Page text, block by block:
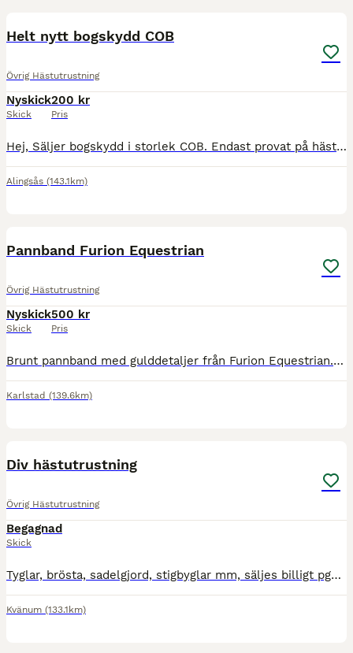
Helt nytt bogskydd COB
Övrig Hästutrustning
Nyskick
Skick
200 kr
Pris
Hej, Säljer bogskydd i storlek COB. Endast provat på hästen, men var fel storlek. Prislappen sitter kvar. Skickas mot fraktkostnad eller hämtas i Alingsås, Vårgårda eller Göteborg.
Alingsås (143.1km)
Pannband Furion Equestrian
Övrig Hästutrustning
Nyskick
Skick
500 kr
Pris
Brunt pannband med gulddetaljer från Furion Equestrian. Storlek Cob
Karlstad (139.6km)
Div hästutrustning
Övrig Hästutrustning
Begagnad
Skick
Tyglar, brösta, sadelgjord, stigbyglar mm, säljes billigt pga av att de inte används. Ska det skickas betalar köparen frakt.
Kvänum (133.1km)